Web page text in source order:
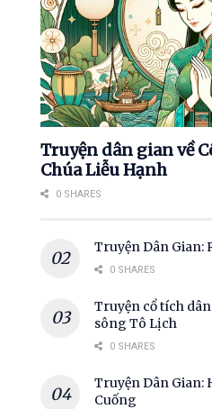
Truyện dân gian về
Chúa Liễu Hạnh
0 SHARES
Truyện Dân Gian:
0 SHARES
Truyện cổ tích
sông Tô Lịch
0 SHARES
Truyện Dân Gian:
Cuống